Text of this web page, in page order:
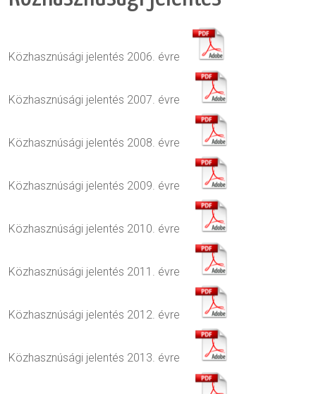
Közhasznúsági jelentés 2006. évre
Közhasznúsági jelentés 2007. évre
Közhasznúsági jelentés 2008. évre
Közhasznúsági jelentés 2009. évre
Közhasznúsági jelentés 2010. évre
Közhasznúsági jelentés 2011. évre
Közhasznúsági jelentés 2012. évre
Közhasznúsági jelentés 2013. évre